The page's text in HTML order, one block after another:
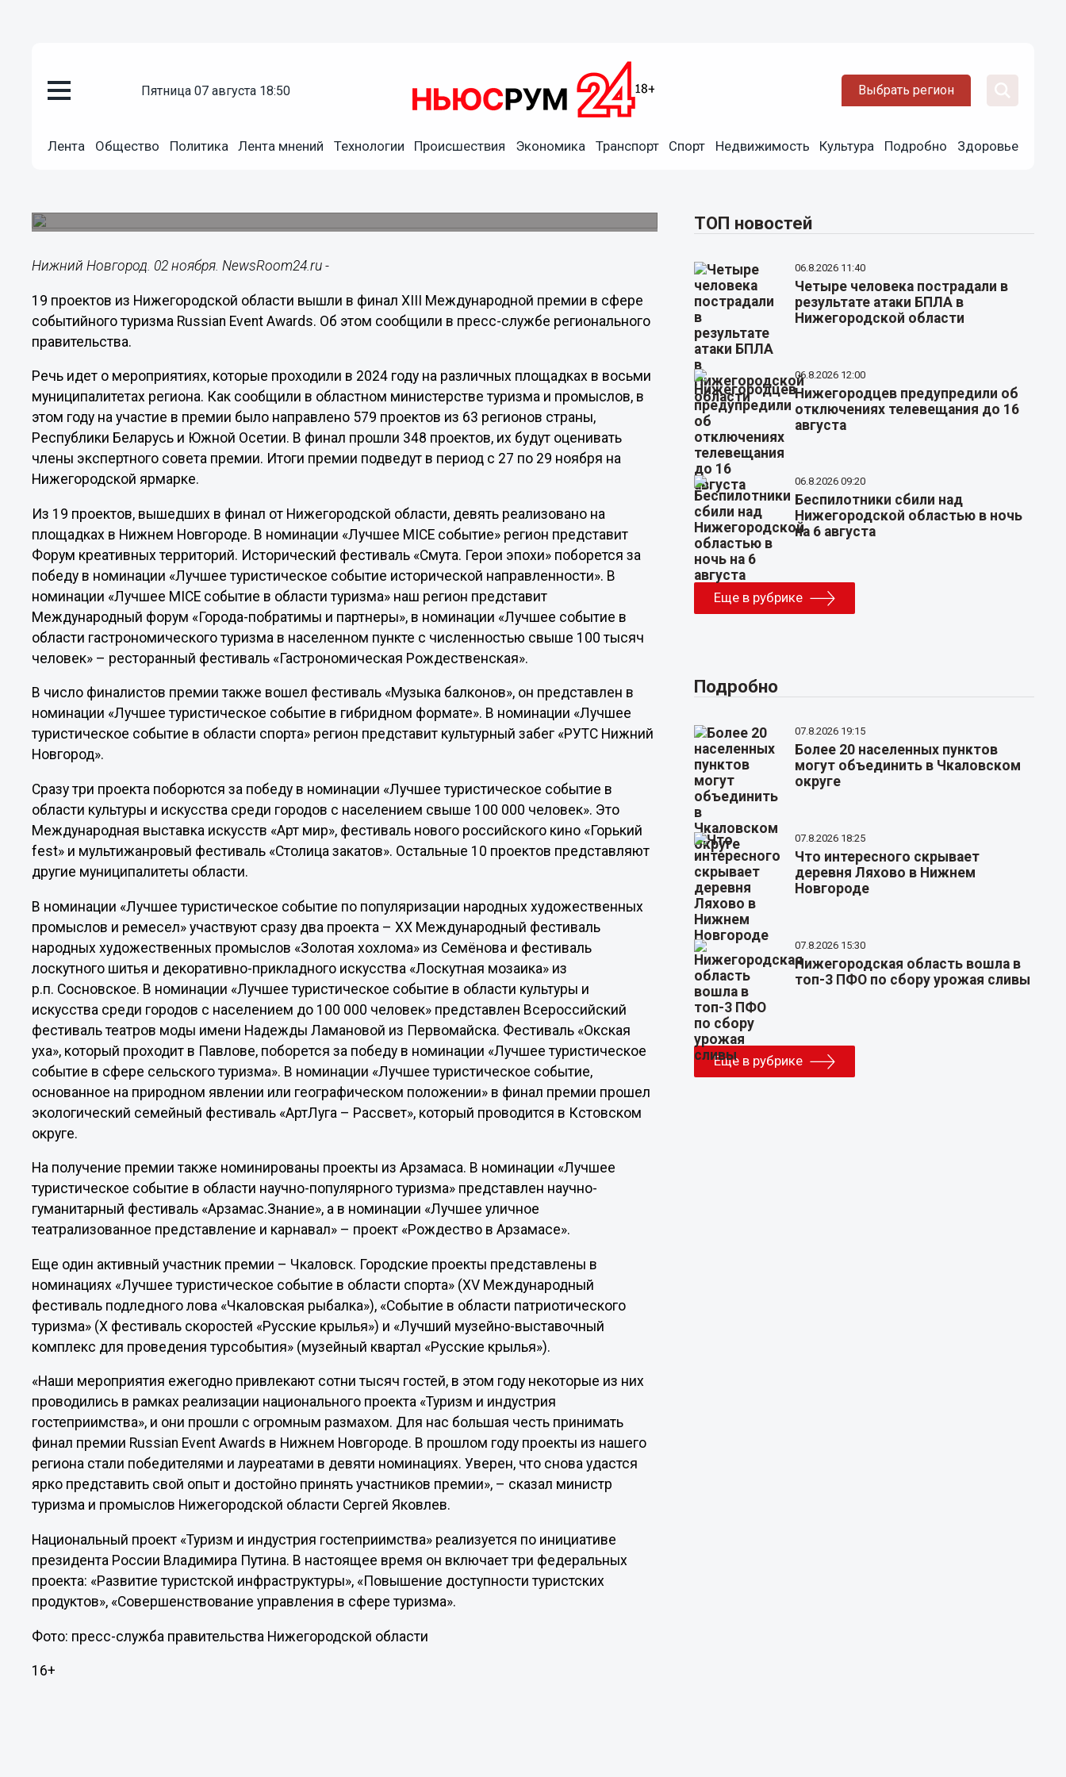
пятница 07 августа 18:50 Выбрать регион
Лента Общество Политика Лента мнений Технологии Происшествия Экономика Транспорт Спорт Недвижимость Культура Подробно Здоровье
19 нижегородских проектов вышли в финал премии Russian
Нижний Новгород. 02 ноября. NewsRoom24.ru -
19 проектов из Нижегородской области вышли в финал XIII Международной премии в сфере
событийного туризма Russian Event Awards. Об этом сообщили в пресс-службе регионального
правительства.
Речь идет о мероприятиях, которые проходили в 2024 году на различных площадках в восьми
муниципалитетах региона. Как сообщили в областном министерстве туризма и промыслов, в
этом году на участие в премии было направлено 579 проектов из 63 регионов страны,
Республики Беларусь и Южной Осетии. В финал прошли 348 проектов, их будут оценивать
члены экспертного совета премии. Итоги премии подведут в период с 27 по 29 ноября на
Нижегородской ярмарке.
Из 19 проектов, вышедших в финал от Нижегородской области, девять реализовано на
площадках в Нижнем Новгороде. В номинации «Лучшее MICE событие» регион представит
Форум креативных территорий. Исторический фестиваль «Смута. Герои эпохи» поборется за
победу в номинации «Лучшее туристическое событие исторической направленности». В
номинации «Лучшее MICE событие в области туризма» наш регион представит
Международный форум «Города-побратимы и партнеры», в номинации «Лучшее событие в
области гастрономического туризма в населенном пункте с численностью свыше 100 тысяч
человек» – ресторанный фестиваль «Гастрономическая Рождественская».
В число финалистов премии также вошел фестиваль «Музыка балконов», он представлен в
номинации «Лучшее туристическое событие в гибридном формате». В номинации «Лучшее
туристическое событие в области спорта» регион представит культурный забег «РУТС Нижний
Новгород».
Сразу три проекта поборются за победу в номинации «Лучшее туристическое событие в
области культуры и искусства среди городов с населением свыше 100 000 человек». Это
Международная выставка искусств «Арт мир», фестиваль нового российского кино «Горький
fest» и мультижанровый фестиваль «Столица закатов». Остальные 10 проектов представляют
другие муниципалитеты области.
В номинации «Лучшее туристическое событие по популяризации народных художественных
промыслов и ремесел» участвуют сразу два проекта – XX Международный фестиваль
народных художественных промыслов «Золотая хохлома» из Семёнова и фестиваль
лоскутного шитья и декоративно-прикладного искусства «Лоскутная мозаика» из
р.п. Сосновское. В номинации «Лучшее туристическое событие в области культуры и
искусства среди городов с населением до 100 000 человек» представлен Всероссийский
фестиваль театров моды имени Надежды Ламановой из Первомайска. Фестиваль «Окская
уха», который проходит в Павлове, поборется за победу в номинации «Лучшее туристическое
событие в сфере сельского туризма». В номинации «Лучшее туристическое событие,
основанное на природном явлении или географическом положении» в финал премии прошел
экологический семейный фестиваль «АртЛуга – Рассвет», который проводится в Кстовском
округе.
На получение премии также номинированы проекты из Арзамаса. В номинации «Лучшее
туристическое событие в области научно-популярного туризма» представлен научно-
гуманитарный фестиваль «Арзамас.Знание», а в номинации «Лучшее уличное
театрализованное представление и карнавал» – проект «Рождество в Арзамасе».
Еще один активный участник премии – Чкаловск. Городские проекты представлены в
номинациях «Лучшее туристическое событие в области спорта» (XV Международный
фестиваль подледного лова «Чкаловская рыбалка»), «Событие в области патриотического
туризма» (Х фестиваль скоростей «Русские крылья») и «Лучший музейно-выставочный
комплекс для проведения турсобытия» (музейный квартал «Русские крылья»).
«Наши мероприятия ежегодно привлекают сотни тысяч гостей, в этом году некоторые из них
проводились в рамках реализации национального проекта «Туризм и индустрия
гостеприимства», и они прошли с огромным размахом. Для нас большая честь принимать
финал премии Russian Event Awards в Нижнем Новгороде. В прошлом году проекты из нашего
региона стали победителями и лауреатами в девяти номинациях. Уверен, что снова удастся
ярко представить свой опыт и достойно принять участников премии», – сказал министр
туризма и промыслов Нижегородской области Сергей Яковлев.
Национальный проект «Туризм и индустрия гостеприимства» реализуется по инициативе
президента России Владимира Путина. В настоящее время он включает три федеральных
проекта: «Развитие туристской инфраструктуры», «Повышение доступности туристских
продуктов», «Совершенствование управления в сфере туризма».
Фото: пресс-служба правительства Нижегородской области
16+
ТОП новостей
06.8.2026 11:40
Четыре человека пострадали в
результате атаки БПЛА в
Нижегородской области
06.8.2026 12:00
Нижегородцев предупредили об
отключениях телевещания до 16
августа
06.8.2026 09:20
Беспилотники сбили над
Нижегородской областью в ночь
на 6 августа
Еще в рубрике
Подробно
07.8.2026 19:15
Более 20 населенных пунктов
могут объединить в Чкаловском
округе
07.8.2026 18:25
Что интересного скрывает
деревня Ляхово в Нижнем
Новгороде
07.8.2026 15:30
Нижегородская область вошла в
топ-3 ПФО по сбору урожая сливы
Еще в рубрике